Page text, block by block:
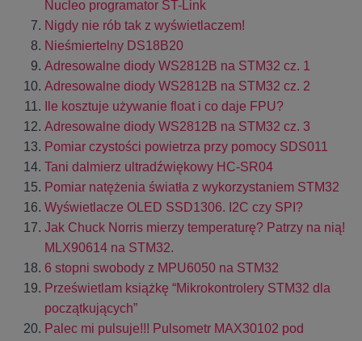
Nucleo programator ST-Link
Nigdy nie rób tak z wyświetlaczem!
Nieśmiertelny DS18B20
Adresowalne diody WS2812B na STM32 cz. 1
Adresowalne diody WS2812B na STM32 cz. 2
Ile kosztuje używanie float i co daje FPU?
Adresowalne diody WS2812B na STM32 cz. 3
Pomiar czystości powietrza przy pomocy SDS011
Tani dalmierz ultradźwiękowy HC-SR04
Pomiar natężenia światła z wykorzystaniem STM32
Wyświetlacze OLED SSD1306. I2C czy SPI?
Jak Chuck Norris mierzy temperaturę? Patrzy na nią!
MLX90614 na STM32.
6 stopni swobody z MPU6050 na STM32
Prześwietlam książkę “Mikrokontrolery STM32 dla
początkujących”
Palec mi pulsuje!!! Pulsometr MAX30102 pod